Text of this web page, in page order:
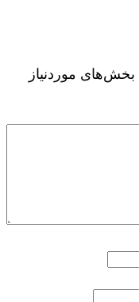
بخش‌های موردنیاز